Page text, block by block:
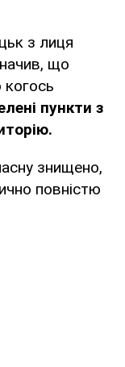
з лиця
що
пункти з
знищено,
повністю